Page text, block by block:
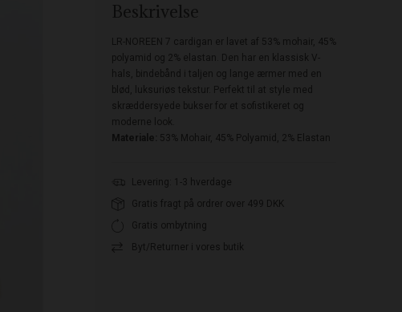
Beskrivelse
LR-NOREEN 7 cardigan er lavet af 53% mohair, 45%
polyamid og 2% elastan. Den har en klassisk V-
hals, bindebånd i taljen og lange ærmer med en
blød, luksuriøs tekstur. Perfekt til at style med
skræddersyede bukser for et sofistikeret og
moderne look.
Materiale: 53% Mohair, 45% Polyamid, 2% Elastan
Levering: 1-3 hverdage
Gratis fragt på ordrer over 499 DKK
Gratis ombytning
Byt/Returner i vores butik